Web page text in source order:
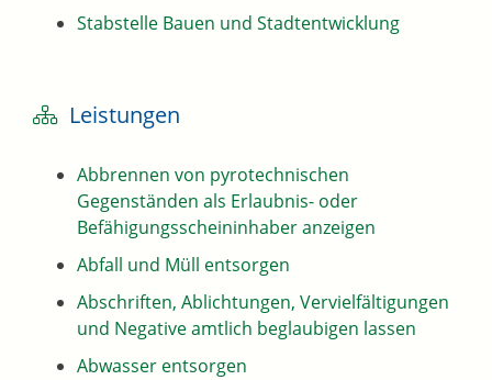
Stabstelle Bauen und Stadtentwicklung
Leistungen
Abbrennen von pyrotechnischen
Gegenständen als Erlaubnis- oder
Befähigungsscheininhaber anzeigen
Abfall und Müll entsorgen
Abschriften, Ablichtungen, Vervielfältigungen
und Negative amtlich beglaubigen lassen
Abwasser entsorgen